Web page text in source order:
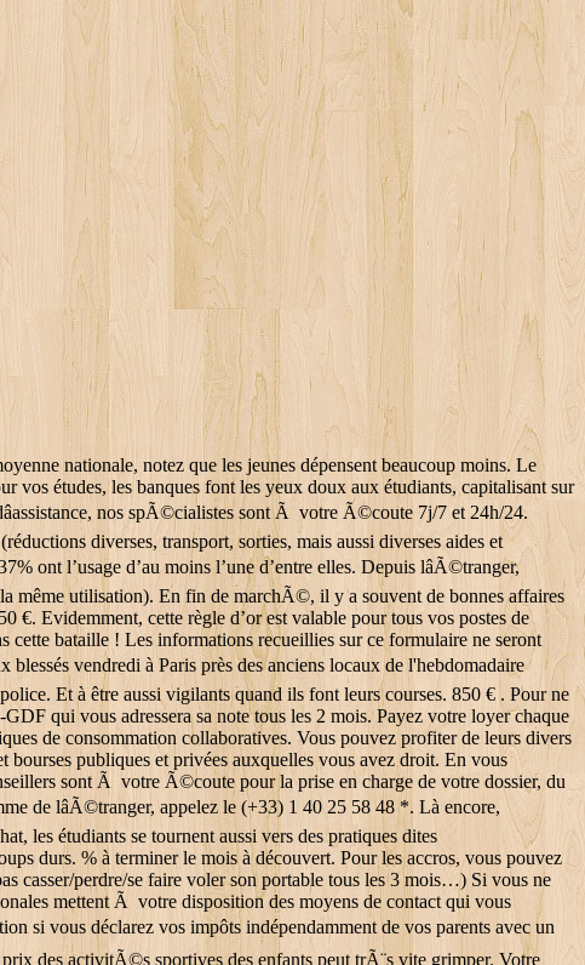
Comment mettre mes enfants au sport sans me ruiner ? 83 % font très attention au prix quand ils achètent de la bouffe. Découvre la formation et l’établissement de tes rêves ! Ceux qui ont pu ou dû quitter le domicile parental dépensent, eux, 637 euros en moyenne. En cas de difficultés financières, appelez pour reporter ou échelonner le paiement. Ne vous laissez pas tenter non plus par les sirènes des crédits à la consommation divers et variés : vous paierez des intérêts astronomiques et risquez de tomber dans le surendettement au moindre coup dur. Si vous le pouvez, pensez à épargner. Pour comparer toutes ces offres, c'est ici. Voici quelques recommandations pour faire baisser la note. Tags : budget étudiant - covoiturage - dépenses étudiants - économie collaborative - étudiant - étudiante - job étudiant - job saisonnier - troc - vacances scolaires. Consultez le maximum d’offres afin de mener une "petite étude de marché". Séjours prolongés chez leurs parents, job(s) (y compris non déclarés) en complément des études. En pratique, cela les conduit, entre autres, à renoncer à certains loisirs (67 %). En 2017, il Ã©tait de 385 euros par mois selon une Ã©tude OpinionWay. Gestion de vos préférences sur les cookies. Rechercher une thÃ©matique, un produit... Vous souhaitez contacter un conseiller du CrÃ©dit Agricole. Depuis l'Ã©tranger, contactez le (+ 33) 1 53 74 49 00 *. Avec quelques conseils de cuisine destinés aux étudiants, vous vous rendrez aussi vite compte qu’acheter des fruits, des légumes, de la viande blanche et autres aliments coûte moins cher que les plats préparés ou la nourriture des fast-food. Tous droits réservés - Les Echos Start 2020. Pour les dépenses diverses (livres, vêtements, sorties, etc. Ces cookies ne sont déposés que si vous donnez votre accord. Selon L’Observatoire de la vie étudiante (OVE), votre budget moyen s’élève à 684,50 € par mois, sans compter celui des études en elles-mêmes. Fonds de Garantie des DÃ©pÃ´ts et de RÃ©solution (FGDR), Faire opposition sur un chÃ¨que ou un chÃ©quier. Le budget alimentation constitue la deuxième principale dépense des étudiants, s'élevant en moyenne à 230 euros par mois selon le CROUS.. Personnaliser. Dont 288 euros pour se loger et 136 euros pour s’alimenter. Il faut donc le diviser par 360 pour savoir ce qu’il vous coûte chaque jour.Exemple : vous avez été à découvert de 125 € pendant 7 jours à un taux annuel de 13 %. Le budget consacrÃ© Ã la nourriture augmente. Prendre un job en plus ou travailler pendant les vacances scolaires ne suffit pas. C’est d’ailleurs un mode de consommation qu’ils pensent pérenniser après leurs études (74%). Prévenez-la si vous êtes dans une situation difficile, les organismes trouveront une solution. Alimentation, logement, transport, santé, loisirs… Selon L’Observatoire de la vie étudiante (OVE), votre budget moyen s’élève à 684,50 € par mois, sans compter celui des études en elles-mêmes. (adsbygoogle = window.adsbygoogle || []).push({}); Nous utilisons des cookies pour vous garantir la meilleure expérience sur notre site. Vous avez souscrit un contrat Pleins Droits et vous avez un litige Ã dÃ©clarer. Pour ne rien laisser au hasard, lâAssurance des Accidents de la Vie (AAV) et lâassurance dÃ©cÃ¨s vous aident, ensemble,... La vie quotidienne est